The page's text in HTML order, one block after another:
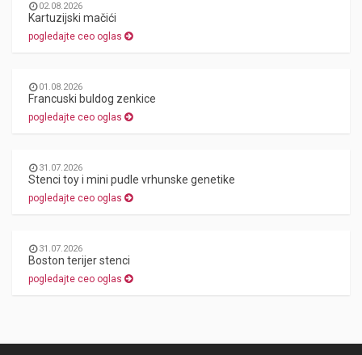
02.08.2026
Kartuzijski mačići
pogledajte ceo oglas
01.08.2026
Francuski buldog zenkice
pogledajte ceo oglas
31.07.2026
Stenci toy i mini pudle vrhunske genetike
pogledajte ceo oglas
31.07.2026
Boston terijer stenci
pogledajte ceo oglas